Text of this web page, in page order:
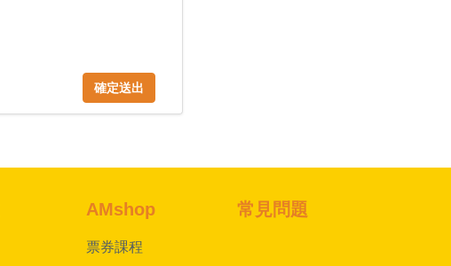
確定送出
AMshop
票券課程
常見問題